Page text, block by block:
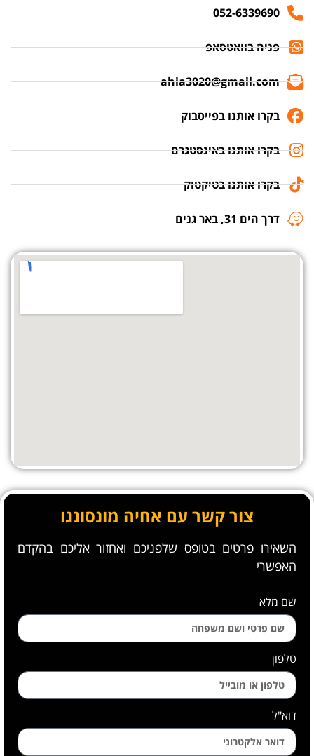
052-6339690
פניה בוואטסאפ
ahia3020@gmail.com
בקרו אותנו בפייסבוק
בקרו אותנו באינסטגרם
בקרו אותנו בטיקטוק
דרך הים 31, באר גנים
צור קשר עם אחיה מונסונגו
השאירו פרטים בטופס שלפניכם ואחזור אליכם בהקדם
האפשרי
שם מלא
טלפון
דוא"ל